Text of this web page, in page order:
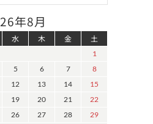
年8月
水 木 金 土
1
5 6 7
8
12 13 14
15
19 20 21
22
26 27 28
29